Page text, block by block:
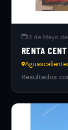
13 de Mayo
RENTA
Resultados